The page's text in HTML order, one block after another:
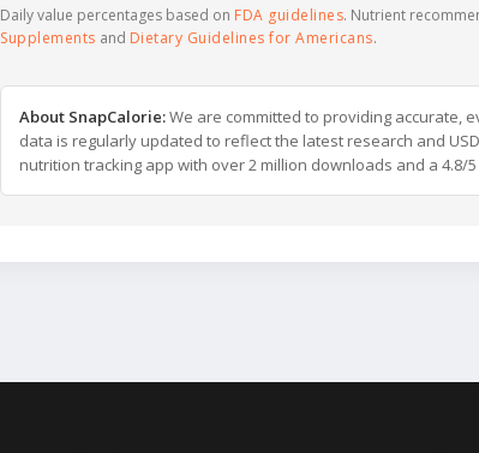
Daily value percentages based on FDA guidelines. Nutrient
Supplements and Dietary Guidelines for Americans.
About SnapCalorie:We are committed to providing accurate,
data is regularly updated to reflect the latest research and
nutrition tracking app with over 2 million downloads and a 4.8/